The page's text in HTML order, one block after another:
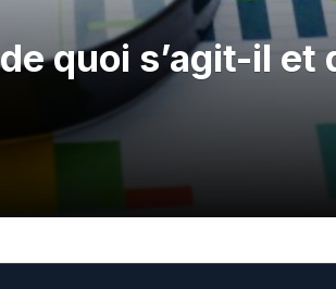
quoi s’agit-il et